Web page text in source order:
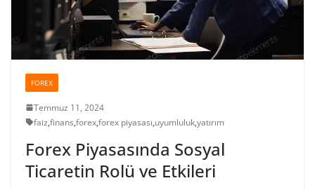
FOREX
Temmuz 11, 2024
faiz,finans,forex,forex piyasası,uyumluluk,yatırım
Forex Piyasasında Sosyal
Ticaretin Rolü ve Etkileri